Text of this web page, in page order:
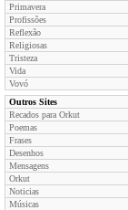
Primavera
Profissões
Reflexão
Religiosas
Tristeza
Vida
Vovó
Outros Sites
Recados para Orkut
Poemas
Frases
Desenhos
Mensagens
Orkut
Noticias
Músicas